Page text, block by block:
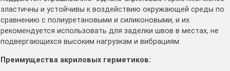
эластичны и устойчивы к воздействию окружающей среды по
сравнению с полиуретановыми и силиконовыми, и их
рекомендуется использовать для заделки швов в местах, не
подвергающихся высоким нагрузкам и вибрациям․
Преимущества акриловых герметиков: